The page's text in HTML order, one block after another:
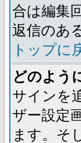
合は編集
返信のあ
トップに
どのよう
サインを
ザー設定
ます。そ